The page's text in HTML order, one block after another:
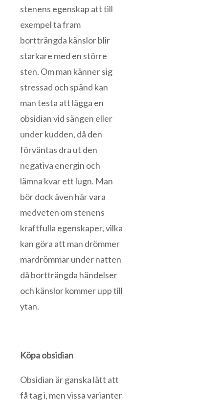
stenens egenskap att till
exempel ta fram
bortträngda känslor blir
starkare med en större
sten. Om man känner sig
stressad och spänd kan
man testa att lägga en
obsidian vid sängen eller
under kudden, då den
förväntas dra ut den
negativa energin och
lämna kvar ett lugn. Man
bör dock även här vara
medveten om stenens
kraftfulla egenskaper, vilka
kan göra att man drömmer
mardrömmar under natten
då bortträngda händelser
och känslor kommer upp till
ytan.
Köpa obsidian
Obsidian är ganska lätt att
få tag i, men vissa varianter